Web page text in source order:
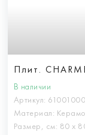
Плит.
В наличии
Артикул:
Материал:
Размер, см: 80 х